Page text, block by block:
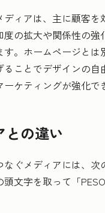
ディアは、主に顧客を
の拡大や関係性の強
す。ホームページとは
ることでデザインの自
ーケティングが強化で
との違い
なぐメディアには、次
頭文字を取って「